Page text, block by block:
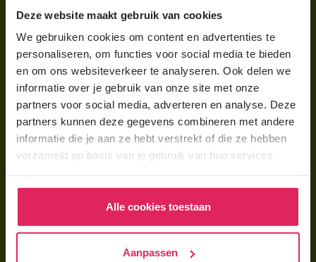
Deze website maakt gebruik van cookies
We gebruiken cookies om content en advertenties te
personaliseren, om functies voor social media te bieden
en om ons websiteverkeer te analyseren. Ook delen we
informatie over je gebruik van onze site met onze
partners voor social media, adverteren en analyse. Deze
partners kunnen deze gegevens combineren met andere
informatie die je aan ze hebt verstrekt of die ze hebben
verzameld op basis van je gebruik van hun services.
Alle cookies toestaan
Aanpassen
Berekening maken
Voor ouders
Wat is gastouderopvang?
Wat kost een gastouder?
Hoe vind ik een gastouder?
Gastouder worden bij 4Kids
Hoe vind ik gastkinderen?
Trainingen & cursussen